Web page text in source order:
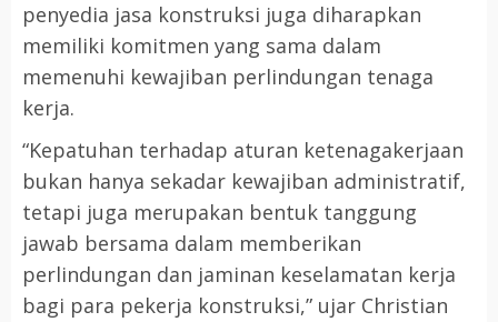
penyedia jasa konstruksi juga diharapkan
memiliki komitmen yang sama dalam
memenuhi kewajiban perlindungan tenaga
kerja.
“Kepatuhan terhadap aturan ketenagakerjaan
bukan hanya sekadar kewajiban administratif,
tetapi juga merupakan bentuk tanggung
jawab bersama dalam memberikan
perlindungan dan jaminan keselamatan kerja
bagi para pekerja konstruksi,” ujar Christian